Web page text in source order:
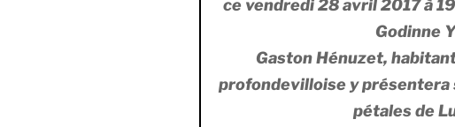
ce vendredi 28 avril 2017 à
Godinne
Gaston Hénuzet,
profondevilloise y présentera
pétales de